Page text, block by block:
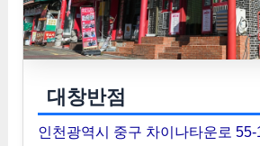
대창반점
인천광역시 중구 차이나타운로